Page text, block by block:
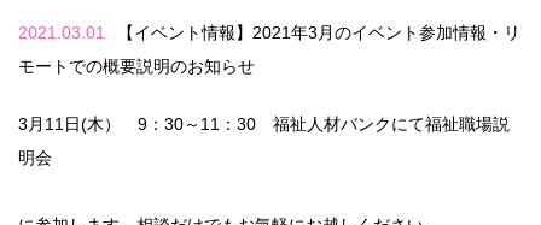
2021.03.01
【イベント情報】2021年3月のイベント参加情報・リ
モートでの概要説明のお知らせ
3月11日(木） 9：30～11：30 福祉人材バンクにて福祉職場説
明会